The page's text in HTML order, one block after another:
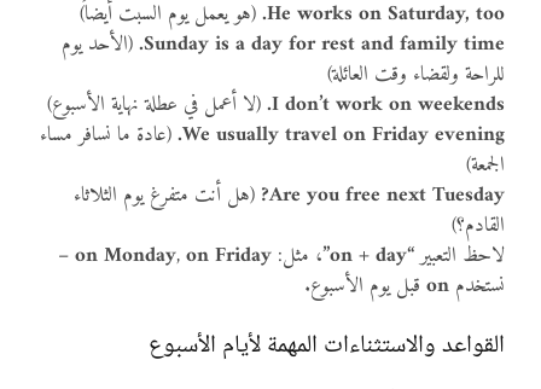
He works on Saturday, too.(هو يعمل يوم السبت أيضاً)
Sunday is a day for rest and family time.(الأحد يوم
للراحة ولقضاء وقت العائلة)
I don’t work on weekends.(لا أعمل في عطلة نهاية الأسبوع)
We usually travel on Friday evening.(عادة ما نسافر مساء
الجمعة)
Are you free next Tuesday? (هل أنت متفرغ يوم الثلاثاء
القادم؟)
لاحظ التعبير“on + day” ، مثل: on Monday,on Friday
–
نستخدم onقبل يوم الأسبوع.
القواعد والاستثناءات المهمة لأيام الأسبوع